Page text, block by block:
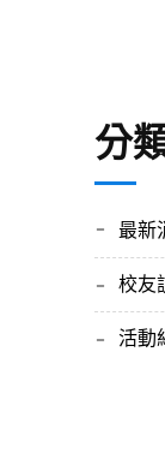
分
最新
校友
活動